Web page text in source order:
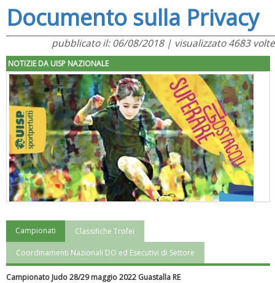
Documento sulla Privacy
pubblicato il: 06/08/2018 | visualizzato 4683 volte
NOTIZIE DA UISP NAZIONALE
"Superare gli ostacoli": la relazione di Tiziano Pesce al CN Uisp
Campionati Classifiche Trofei
Coordinamenti Nazionali DO ed Esecutivi di Settore
Campionato Judo 28/29 maggio 2022 Guastalla RE